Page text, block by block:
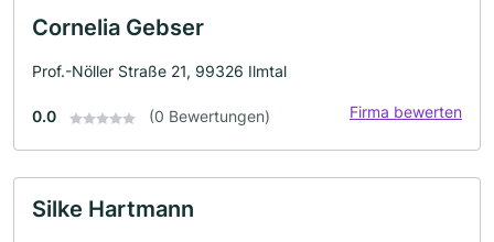
Cornelia Gebser
Prof.-Nöller Straße 21, 99326 Ilmtal
0.0 (0 Bewertungen) Firma bewerten
Silke Hartmann